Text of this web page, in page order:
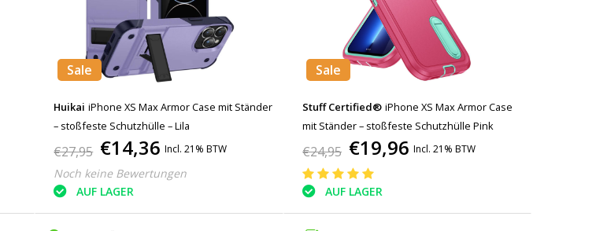
Sale
Huikai iPhone XS Max Armor Case mit Ständer
– stoßfeste Schutzhülle – Lila
€27,95 €14,36 Incl. 21% BTW
Noch keine Bewertungen
AUF LAGER
Sale
Stuff Certified® iPhone XS Max Armor Case
mit Ständer – stoßfeste Schutzhülle Pink
€24,95 €19,96 Incl. 21% BTW
AUF LAGER